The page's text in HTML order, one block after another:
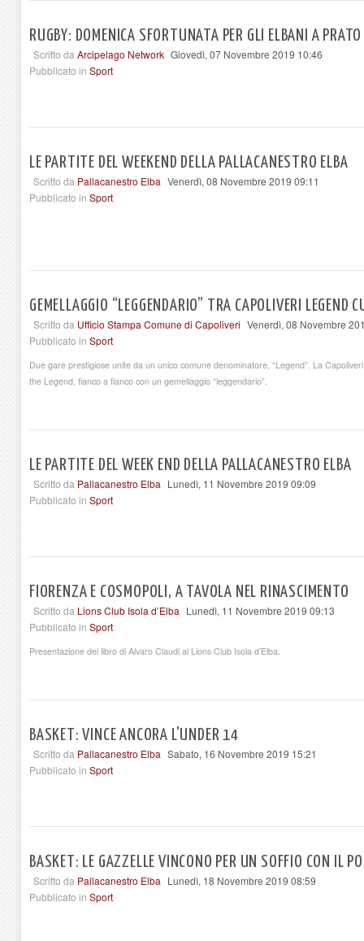
RUGBY: DOMENICA SFORTUNATA PER GLI ELBANI A PRATO
Scritto da Arcipelago Network Giovedì, 07 Novembre 2019 10:46
Pubblicato in Sport
LE PARTITE DEL WEEKEND DELLA PALLACANESTRO ELBA
Scritto da Pallacanestro Elba Venerdì, 08 Novembre 2019 09:11
Pubblicato in Sport
GEMELLAGGIO “LEGGENDARIO” TRA CAPOLIVERI LEGEND
Scritto da Ufficio Stampa Comune di Capoliveri Venerdì, 08 Novembre
Pubblicato in Sport
Due gare prestigiose unite da un unico comune denominatore, “Legend”. La
the Legend, fianco a fianco con un gemellaggio “leggendario”.
LE PARTITE DEL WEEK END DELLA PALLACANESTRO ELBA
Scritto da Pallacanestro Elba Lunedì, 11 Novembre 2019 09:09
Pubblicato in Sport
FIORENZA E COSMOPOLI, A TAVOLA NEL RINASCIMENTO
Scritto da Lions Club Isola d’Elba Lunedì, 11 Novembre 2019 09:13
Pubblicato in Sport
Presentazione del libro di Alvaro Claudi al Lions Club Isola d’Elba.
BASKET: VINCE ANCORA L'UNDER 14
Scritto da Pallacanestro Elba Sabato, 16 Novembre 2019 15:21
Pubblicato in Sport
BASKET: LE GAZZELLE VINCONO PER UN SOFFIO CON IL
Scritto da Pallacanestro Elba Lunedì, 18 Novembre 2019 08:59
Pubblicato in Sport